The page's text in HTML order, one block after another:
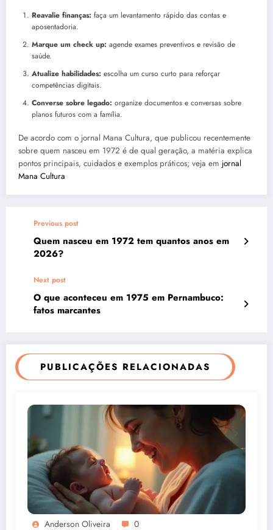
Reavalie finanças: faça um levantamento rápido das contas e
aposentadoria.
Marque um check up: agende exames preventivos e revisão de
saúde.
Atualize habilidades: escolha um curso curto para reforçar
competências digitais.
Converse sobre legado: organize documentos e conversas sobre
planos futuros com a família.
De acordo com o jornal Mana Cultura, que publicou recentemente
sobre quem nasceu em 1972 é de qual geração, a matéria explica
pontos principais, cuidados e exemplos práticos; veja em jornal
Mana Cultura
Previous post
Quem nasceu em 1972 tem quantos anos em
2026?
Next post
O que aconteceu em 1975 em Pernambuco:
fatos marcantes
PUBLICAÇÕES RELACIONADAS
Anderson Oliveira 0